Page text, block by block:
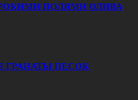
ПОЛЯМИ ОЛИВА
ГРАНАТЫ ПЕСОК